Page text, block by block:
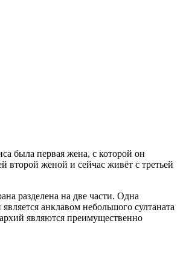
была первая жена, с которой он
второй женой и сейчас живёт с третьей
разделена на две части. Одна
анклавом небольшого султаната
являются преимущественно